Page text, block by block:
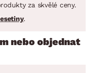
za skvělé ceny.
.
nebo objednat